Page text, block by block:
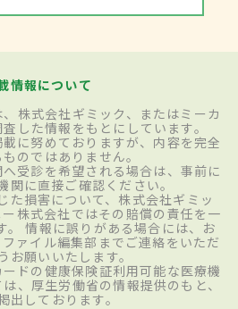
情報について
株式会社ギミック、またはミーカ
した情報をもとにしています。
に努めておりますが、内容を完全
のではありません。
受診を希望される場合は、事前に
関に直接ご確認ください。
た損害について、株式会社ギミッ
株式会社ではその賠償の責任を一
。 情報に誤りがある場合には、お
ァイル編集部までご連絡をいただ
お願いいたします。
ドの健康保険証利用可能な医療機
、厚生労働省の情報提供のもと、
出しております。